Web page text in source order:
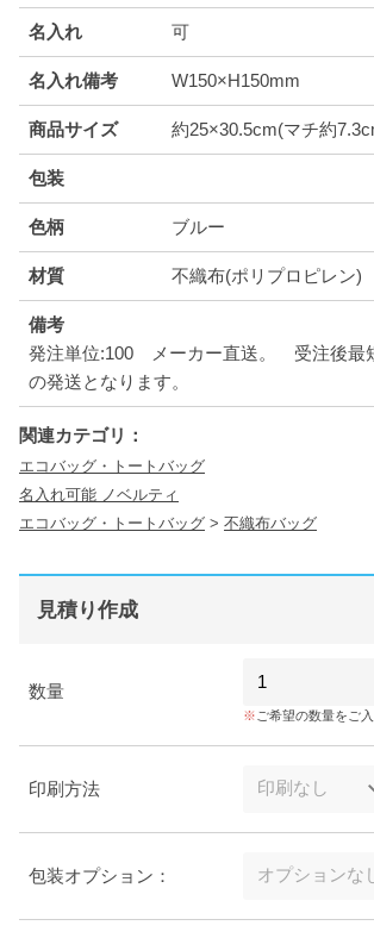
名入れ 可
名入れ備考 W150×H150mm
商品サイズ 約25×30.5cm(マチ約
包装
色柄 ブルー
材質 不織布(ポリプロピレン)
備考
発注単位:100 メーカー直送。 受注後最
の発送となります。
関連カテゴリ：
エコバッグ・トートバッグ
名入れ可能 ノベルティ
エコバッグ・トートバッグ > 不織布バッグ
見積り作成
数量
ご希望の数量をご
印刷方法
包装オプション：